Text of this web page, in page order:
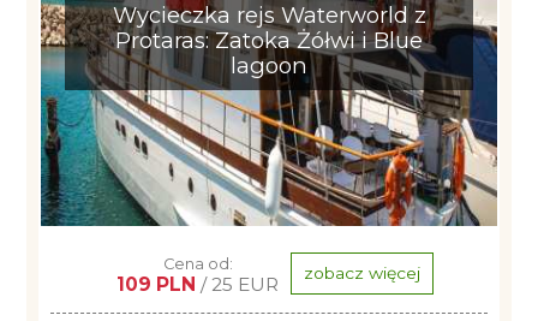
Wycieczka rejs Waterworld z
Protaras: Zatoka Żółwi i Blue
lagoon
Cena od:
109 PLN / 25 EUR zobacz więcej